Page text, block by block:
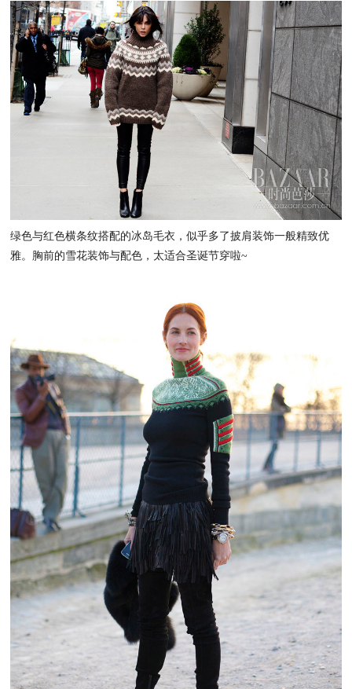
绿色与红色横条纹搭配的冰岛毛衣，似乎多了披肩装饰一般精致优
雅。胸前的雪花装饰与配色，太适合圣诞节穿啦~